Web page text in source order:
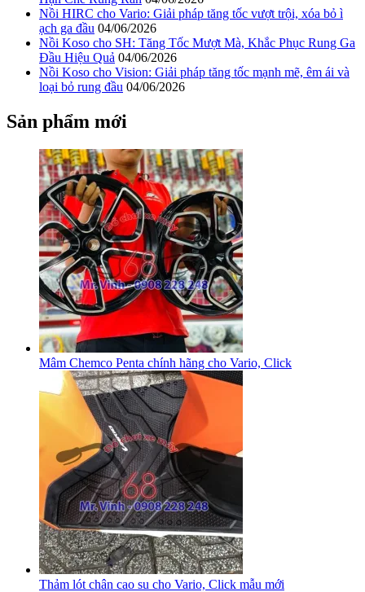
Nồi HIRC cho Vario: Giải pháp tăng tốc vượt trội, xóa bỏ ì
ạch ga đầu 04/06/2026
Nồi Koso cho SH: Tăng Tốc Mượt Mà, Khắc Phục Rung Ga
Đầu Hiệu Quả 04/06/2026
Nồi Koso cho Vision: Giải pháp tăng tốc mạnh mẽ, êm ái và
loại bỏ rung đầu 04/06/2026
Sản phẩm mới
Mâm Chemco Penta chính hãng cho Vario, Click
Thảm lót chân cao su cho Vario, Click mẫu mới